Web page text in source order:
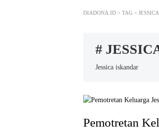
DIADONA.ID > TAG >
#
Jessica iskandar
Pemotretan